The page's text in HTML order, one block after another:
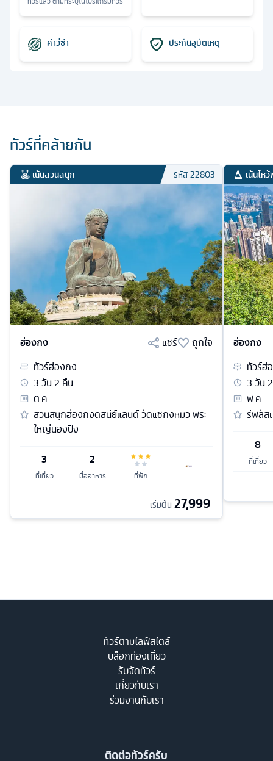
ค่าวีซ่า ประกันอุบัติเหตุ
ทัวร์ที่คล้ายกัน
เน้นสวนสนุก รหัส22803
ฮ่องกง แชร์
ถูกใจ
ทัวร์ฮ่องกง
3วัน2 คืน
ต.ค.
สวนสนุกฮ่องกงดิสนีย์แลนด์ วัดแชกงหมิว พระ
ใหญ่นองปิง
3
ที่เที่ยว
2
มื้ออาหาร ที่พัก
เริ่มต้น 27,999
เน้นไห
ฮ่องกง
ทัวร์ฮ่
3วัน2
พ.ค.
รีพลัส
8
ที่เที่ยว
ทัวร์ตามไลฟ์สไตล์
บล็อกท่องเที่ยว
รับจัดทัวร์
เกี่ยวกับเรา
ร่วมงานกับเรา
ติดต่อทัวร์ครับ